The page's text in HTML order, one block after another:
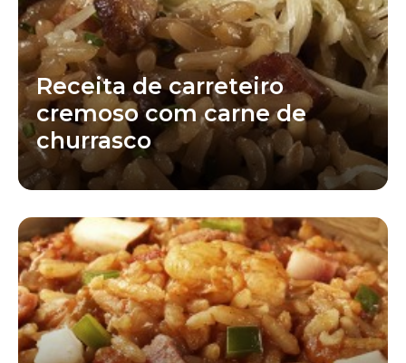
Receita de carreteiro
cremoso com carne de
churrasco